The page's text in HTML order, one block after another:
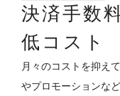
決済手数
低コスト
月々のコストを抑え
やプロモーションな